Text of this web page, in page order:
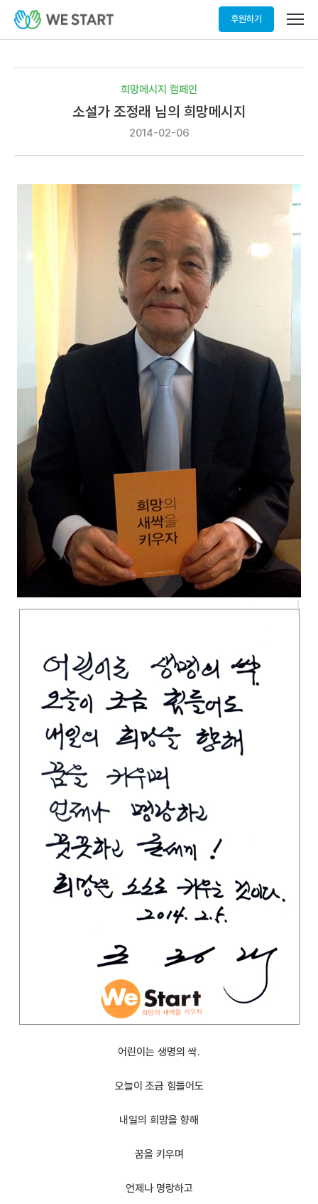
후원하기
메
열
희망메시지 캠페인
소설가 조정래 님의 희망메시지
2014-02-06
어린이는 생명의 싹.
오늘이 조금 힘들어도
내일의 희망을 향해
꿈을 키우며
언제나 명랑하고